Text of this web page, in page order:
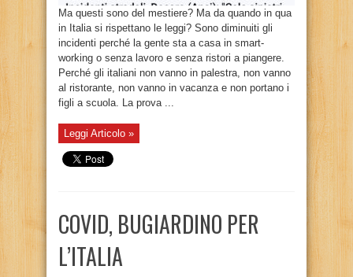
Ma questi sono del mestiere? Ma da quando in qua
in Italia si rispettano le leggi? Sono diminuiti gli
incidenti perché la gente sta a casa in smart-
working o senza lavoro e senza ristori a piangere.
Perché gli italiani non vanno in palestra, non vanno
al ristorante, non vanno in vacanza e non portano i
figli a scuola. La prova ...
Leggi Articolo »
COVID, BUGIARDINO PER
L’ITALIA